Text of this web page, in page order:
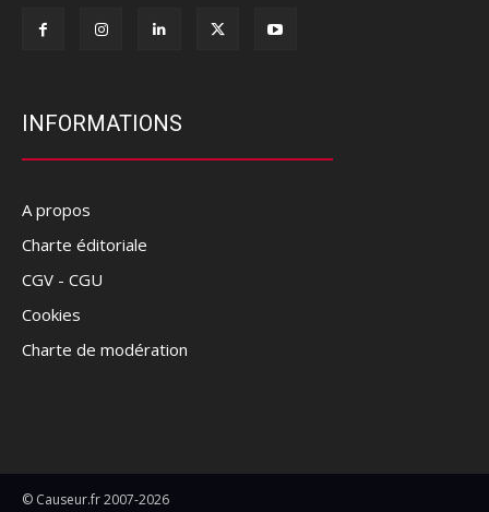
INFORMATIONS
A propos
Charte éditoriale
CGV - CGU
Cookies
Charte de modération
© Causeur.fr 2007-2026